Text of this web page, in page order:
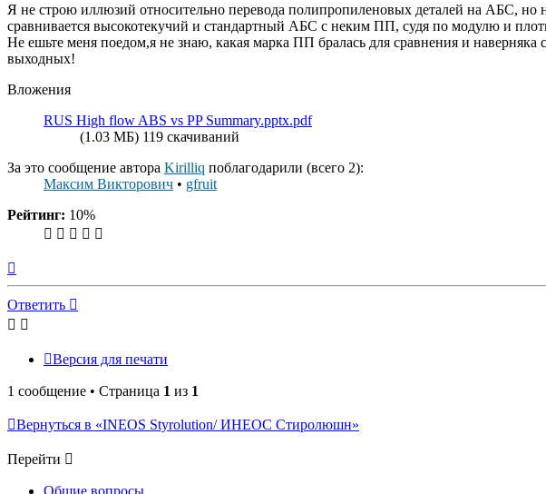
Я не строю иллюзий относительно перевода полипропиленовых деталей на АБС, но
сравнивается высокотекучий и стандартный АБС с неким ПП, судя по модулю и
Не ешьте меня поедом,я не знаю, какая марка ПП бралась для сравнения и
выходных!
Вложения
RUS High flow ABS vs PP Summary.pptx.pdf
(1.03 МБ) 119 скачиваний
За это сообщение автора Kirilliq поблагодарили (всего 2):
Максим Викторович • gfruit
Рейтинг: 10%
началу
Ответить
Версия для печати
1 сообщение • Страница 1 из 1
Вернуться в «INEOS Styrolution/ ИНЕОС Стиролюшн»
Перейти
Общие вопросы